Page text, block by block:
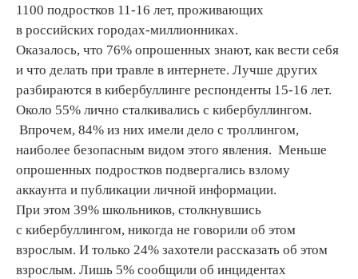
1100 подростков 11-16 лет, проживающих
в российских городах-миллионниках.
Оказалось, что 76% опрошенных знают, как вести себя
и что делать при травле в интернете. Лучше других
разбираются в кибербуллинге респонденты 15-16 лет.
Около 55% лично сталкивались с кибербуллингом.
Впрочем, 84% из них имели дело с троллингом,
наиболее безопасным видом этого явления. Меньше
опрошенных подростков подвергались взлому
аккаунта и публикации личной информации.
При этом 39% школьников, столкнувшись
с кибербуллингом, никогда не говорили об этом
взрослым. И только 24% захотели рассказать об этом
взрослым. Лишь 5% сообщили об инцидентах